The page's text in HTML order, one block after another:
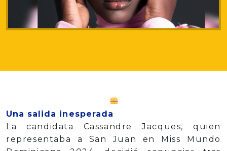
Una salida inesperada
La candidata Cassandre Jacques, quien
representaba a San Juan en Miss Mundo